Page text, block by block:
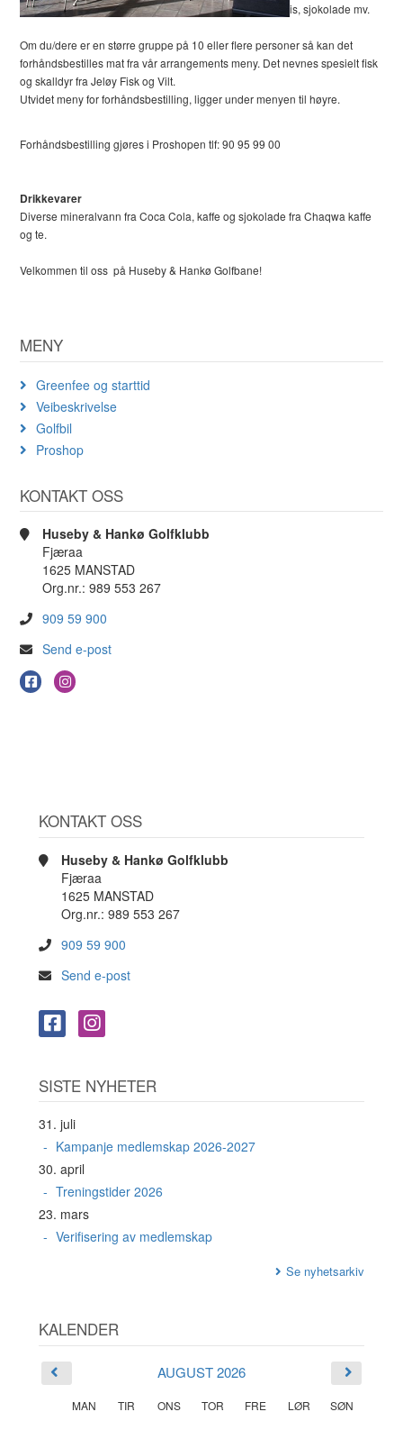
is, sjokolade mv.
Om du/dere er en større gruppe på 10 eller flere personer så kan det
forhåndsbestilles mat fra vår arrangements meny. Det nevnes spesielt fisk
og skalldyr fra Jeløy Fisk og Vilt.
Utvidet meny for forhåndsbestilling, ligger under menyen til høyre.
Forhåndsbestilling gjøres i Proshopen tlf: 90 95 99 00
Drikkevarer
Diverse mineralvann fra Coca Cola, kaffe og sjokolade fra Chaqwa kaffe
og te.
Velkommen til oss på Huseby & Hankø Golfbane!
MENY
Greenfee og starttid
Veibeskrivelse
Golfbil
Proshop
KONTAKT OSS
Huseby & Hankø Golfklubb
Fjæraa
1625 MANSTAD
Org.nr.: 989 553 267
909 59 900
Send e-post
KONTAKT OSS
Huseby & Hankø Golfklubb
Fjæraa
1625 MANSTAD
Org.nr.: 989 553 267
909 59 900
Send e-post
SISTE NYHETER
31. juli
Kampanje medlemskap 2026-2027
30. april
Treningstider 2026
23. mars
Verifisering av medlemskap
Se nyhetsarkiv
KALENDER
AUGUST 2026
MAN TIR ONS TOR FRE LØR SØN